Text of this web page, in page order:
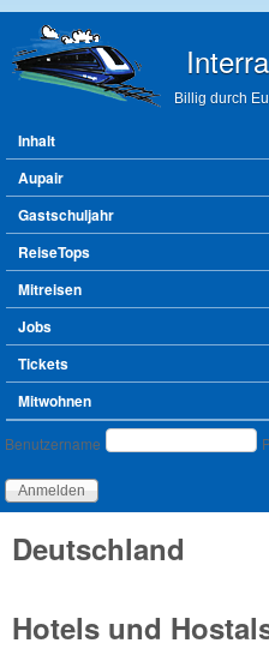
Billig durch
Hauptmenü
Inhalt
Aupair
Gastschuljahr
ReiseTops
Mitreisen
Jobs
Tickets
Mitwohnen
Benutzeranmeldung
Benutzername
Deutschland
Hotels und